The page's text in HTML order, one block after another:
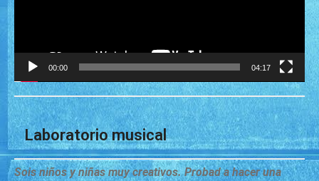
00:00 04:17
Laboratorio musical
Sois niños y niñas muy creativos. Probad a hacer una